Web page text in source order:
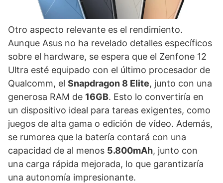
Otro aspecto relevante es el rendimiento.
Aunque Asus no ha revelado detalles específicos
sobre el hardware, se espera que el Zenfone 12
Ultra esté equipado con el último procesador de
Qualcomm, el Snapdragon 8 Elite, junto con una
generosa RAM de 16GB. Esto lo convertiría en
un dispositivo ideal para tareas exigentes, como
juegos de alta gama o edición de vídeo. Además,
se rumorea que la batería contará con una
capacidad de al menos 5.800mAh, junto con
una carga rápida mejorada, lo que garantizaría
una autonomía impresionante.